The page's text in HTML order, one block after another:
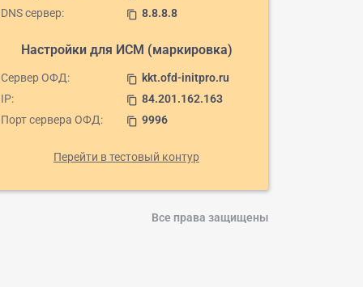
DNS сервер:
content_copy 8.8.8.8
Настройки для ИСМ (маркировка)
Сервер ОФД: content_copy kkt.ofd-initpro.ru
IP:
content_copy 84.201.162.163
Порт сервера ОФД:
content_copy 9996
Перейти в тестовый контур
Все права защищены